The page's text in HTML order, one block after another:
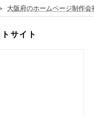
大阪府のホームページ制作会
サイト